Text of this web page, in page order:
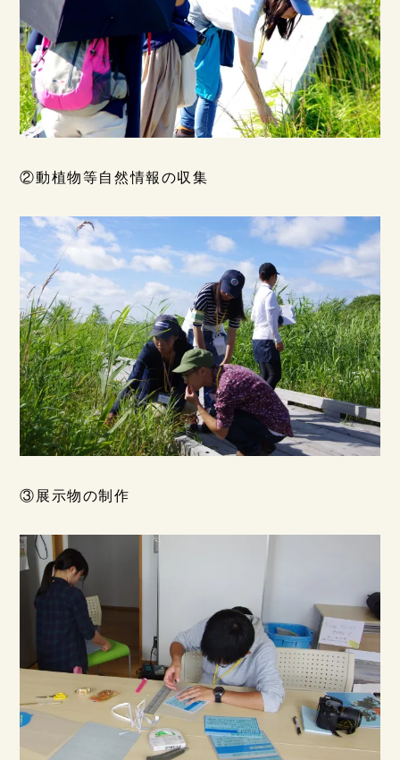
②動植物等自然情報の収集
③展示物の制作